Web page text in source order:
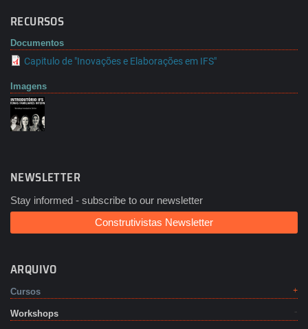
RECURSOS
Documentos
Capitulo de "Inovações e Elaborações em IFS"
Imagens
NEWSLETTER
Stay informed - subscribe to our newsletter
Construtivistas Newsletter
ARQUIVO
Cursos
Workshops